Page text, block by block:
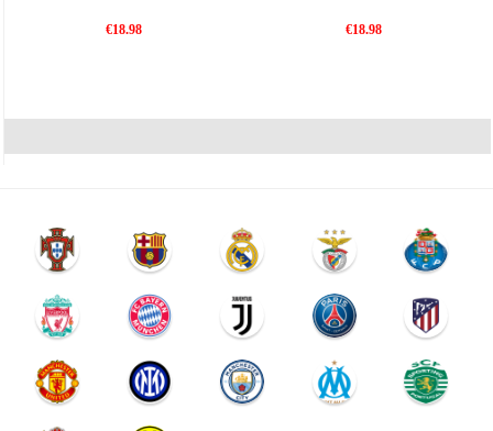
€18.98 €18.98